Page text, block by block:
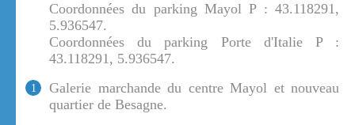
Coordonnées du parking Mayol P : 43.118291,
5.936547.
Coordonnées du parking Porte d'Italie P :
43.118291, 5.936547.
1
Galerie marchande du centre Mayol et nouveau
quartier de Besagne.